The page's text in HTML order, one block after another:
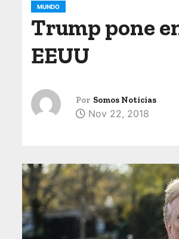
MUNDO
Trump pone
EEUU
Por Somos Noticias
Nov 22, 2018